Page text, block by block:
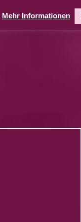
Mehr Informationen